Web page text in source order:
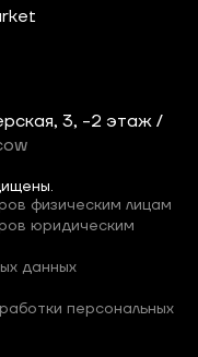
3, -2 этаж /
физическим лицам
юридическим
данных
персональных